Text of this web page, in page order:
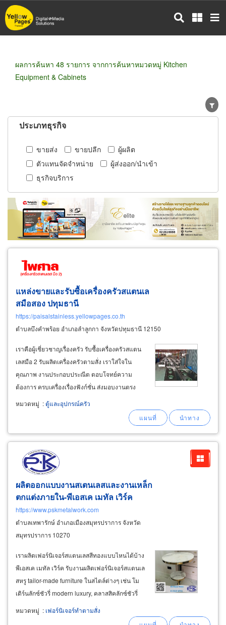
ข้าม
ไป
ผลการค้นหา 48 รายการ จากการค้นหาหมวดหมู่ Kitchen
Equipment & Cabinets
ประเภทธุรกิจ
ขายส่ง ขายปลีก
ผู้ผลิต
ตัวแทนจัดจำหน่าย
ผู้ส่งออก/นำเข้า
ธุรกิจบริการ
แหล่งขายและรับซื้อเครื่องครัวสแตนเล
สมือสอง ปทุมธานี
https://paisalstainless.yellowpages.co.th
ตำบลบึงคำพร้อย อำเภอลำลูกกา จังหวัดปทุมธานี 12150
เราคือผู้เชี่ยวชาญเรื่องครัว รับซื้อเครื่องครัวสแตน
เลสมือ 2 รับผลิตเครื่องครัวตามสั่ง เราใส่ใจใน
คุณภาพ งานประกอบประณีต ตอบโจทย์ความ
ต้องการ ครบเครื่องเรื่องฟังก์ชั่น ส่งมอบงานตรง
เวลา พร้อมให้คำปรึกษา เรามีสินค้ามากมาย เพื่อ
ตอบสนองความต้องการคนรักเครื่องครัว เรามี
บริการและสินค้ากลุ่มงานสแตนเลสมากมายในกลุ่ม
เครื่องครัว
หมวดหมู่ :ตู้และอุปกรณ์ครัว
ผลิตออกแบบงานสเตนเลสและงานเหล็ก
ตกแต่งภายใน-พีเอสเค เมทัล เวิร์ค
https://www.pskmetalwork.com
ตำบลเทพารักษ์ อำเภอเมืองสมุทรปราการ จังหวัด
สมุทรปราการ 10270
เราผลิตเฟอร์นิเจอร์สแตนเลสสีทองแบบไหนได้บ้าง
พีเอสเค เมทัล เวิร์ค รับงานผลิตเฟอร์นิเจอร์สแตนเล
สหรู tailor-made furniture ในสไตล์ต่างๆ เช่น โม
เดิร์นลักซ์ชัวรี่ modern luxury, คลาสสิคลักซ์ชัวรี่
classic luxury, โมเดิร์นชิค modern chic, สไตล์
ลอฟท์และสไตล์มินิมอล เฟอร์นิเจอร์สแตนเลสสีทอง
หมวดหมู่ : เฟอร์นิเจอร์ทำตามสั่ง